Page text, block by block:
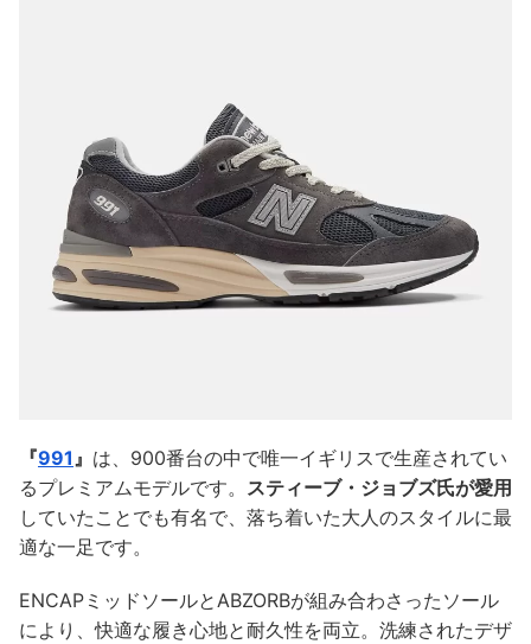
『991 』 は、900番台の中で唯一イギリスで生産されてい
るプレミアムモデルです。 スティーブ・ジョブズ氏が愛用
していたことでも有名で、落ち着いた大人のスタイルに最
適な一足です。
ENCAPミッドソールとABZORBが組み合わさったソール
により、快適な履き心地と耐久性を両立。洗練されたデザ